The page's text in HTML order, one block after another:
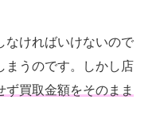
なければいけないので
まうのです。しかし店
ず買取金額をそのまま